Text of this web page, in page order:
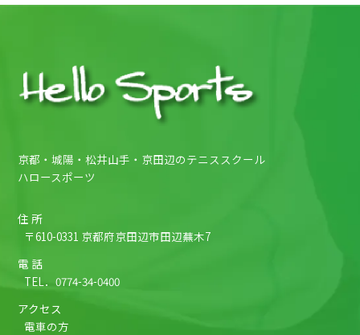
京都・城陽・松井山手・京田辺のテニススクール
ハロースポーツ
住 所
〒610-0331 京都府京田辺市田辺蕪木7
電 話
TEL．0774-34-0400
アクセス
電車の方